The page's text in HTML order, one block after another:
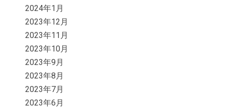
2024年1月
2023年12月
2023年11月
2023年10月
2023年9月
2023年8月
2023年7月
2023年6月